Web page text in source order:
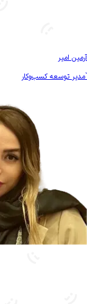
آرمین امیر
`مدیر توسعه کسب‌و‌کار